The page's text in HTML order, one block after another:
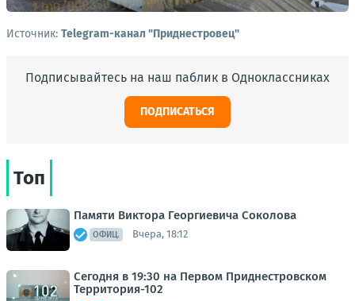
Источник: Telegram-канал "Приднестровец"
Подписывайтесь на наш паблик в Одноклассниках
ПОДПИСАТЬСЯ
Топ
Памяти Виктора Георгиевича Соколова
ОФИЦ. Вчера, 18:12
Сегодня в 19:30 на Первом Приднестровском
Территория-102